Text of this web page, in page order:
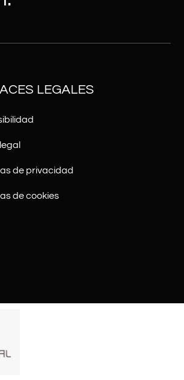
LEGALES
de privacidad
de cookies